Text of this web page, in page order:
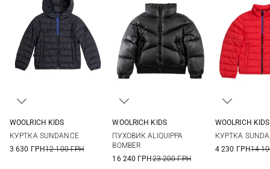
WOOLRICH KIDS
КУРТКА SUNDANCE
3 630 ГРН12 100 ГРН
WOOLRICH KIDS
ПУХОВИК ALIQUIPPA
BOMBER
16 240 ГРН23 200 ГРН
WOOLRICH KIDS
КУРТКА
4 230 ГРН14